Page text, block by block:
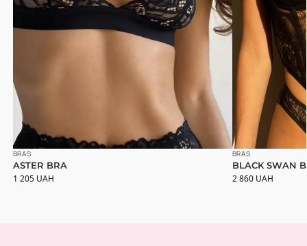
BRAS
ASTER BRA
1 205 UAH
BRAS
BLACK SWAN
2 860 UAH